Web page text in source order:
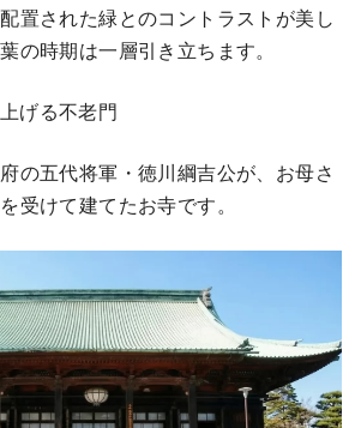
置された緑とのコントラストが美し
の時期は一層引き立ちます。
の五代将軍・徳川綱吉公が、お母さ
受けて建てたお寺です。